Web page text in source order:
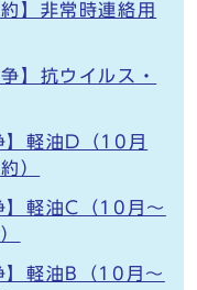
】非常時連絡用
】抗ウイルス・
】軽油D（10月
）
】軽油C（10月～
】軽油B（10月～